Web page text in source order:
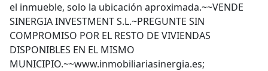
el inmueble, solo la ubicación aproximada.~~VENDE
SINERGIA INVESTMENT S.L.~PREGUNTE SIN
COMPROMISO POR EL RESTO DE VIVIENDAS
DISPONIBLES EN EL MISMO
MUNICIPIO.~~www.inmobiliariasinergia.es;